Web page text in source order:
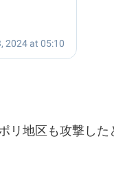
リ地区も攻撃した